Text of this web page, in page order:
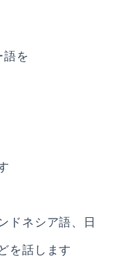
を
ドネシア語、日
を話します